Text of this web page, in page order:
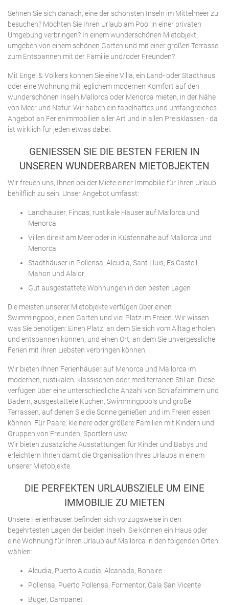
Sehnen Sie sich danach, eine der schönsten Inseln im Mittelmeer zu
besuchen? Möchten Sie Ihren Urlaub am Pool in einer privaten
Umgebung verbringen? In einem wunderschönen Mietobjekt,
umgeben von einem schönen Garten und mit einer großen Terrasse
zum Entspannen mit der Familie und/oder Freunden?
Mit Engel & Völkers können Sie eine Villa, ein Land- oder Stadthaus
oder eine Wohnung mit jeglichem modernen Komfort auf den
wunderschönen Inseln Mallorca oder Menorca mieten, in der Nähe
von Meer und Natur. Wir haben ein fabelhaftes und umfangreiches
Angebot an Ferienimmobilien aller Art und in allen Preisklassen - da
ist wirklich für jeden etwas dabei.
GENIESSEN SIE DIE BESTEN FERIEN IN U
NSEREN WUNDERBAREN MIETOBJEKTEN
Wir freuen uns, Ihnen bei der Miete einer Immobilie für Ihren Urlaub
behilflich zu sein. Unser Angebot umfasst:
Landhäuser, Fincas, rustikale Häuser auf Mallorca und
Menorca
Villen direkt am Meer oder in Küstennähe auf Mallorca und
Menorca
Stadthäuser in Pollensa, Alcudia, Sant Lluis, Es Castell,
Mahon und Alaior
Gut ausgestattete Wohnungen in den besten Lagen
Die meisten unserer Mietobjekte verfügen über einen
Swimmingpool, einen Garten und viel Platz im Freien. Wir wissen
was Sie benötigen: Einen Platz, an dem Sie sich vom Alltag erholen
und entspannen können, und einen Ort, an dem Sie unvergessliche
Ferien mit Ihren Liebsten verbringen können.
Wir bieten Ihnen Ferienhäuser auf Menorca und Mallorca im
modernen, rustikalen, klassischen oder mediterranen Stil an. Diese
verfügen über eine unterschiedliche Anzahl von Schlafzimmern und
Bädern, ausgestattete Küchen, Swimmingpools und große
Terrassen, auf denen Sie die Sonne genießen und im Freien essen
können. Für Paare, kleinere oder größere Familien mit Kindern und
Gruppen von Freunden, Sportlern usw.
Wir bieten zusätzliche Ausstattungen für Kinder und Babys und
erleichtern Ihnen damit die Organisation Ihres Urlaubs in einem
unserer Mietobjekte.
DIE PERFEKTEN URLAUBSZIELE UM EINE
IMMOBILIE ZU MIETEN
Unsere Ferienhäuser befinden sich vorzugsweise in den
begehrtesten Lagen der beiden Inseln. Sie können ein Haus oder
eine Wohnung für Ihren Urlaub auf Mallorca in den folgenden Orten
wählen:
Alcudia, Puerto Alcudia, Alcanada, Bonaire
Pollensa, Puerto Pollensa, Formentor, Cala San Vicente
Buger, Campanet